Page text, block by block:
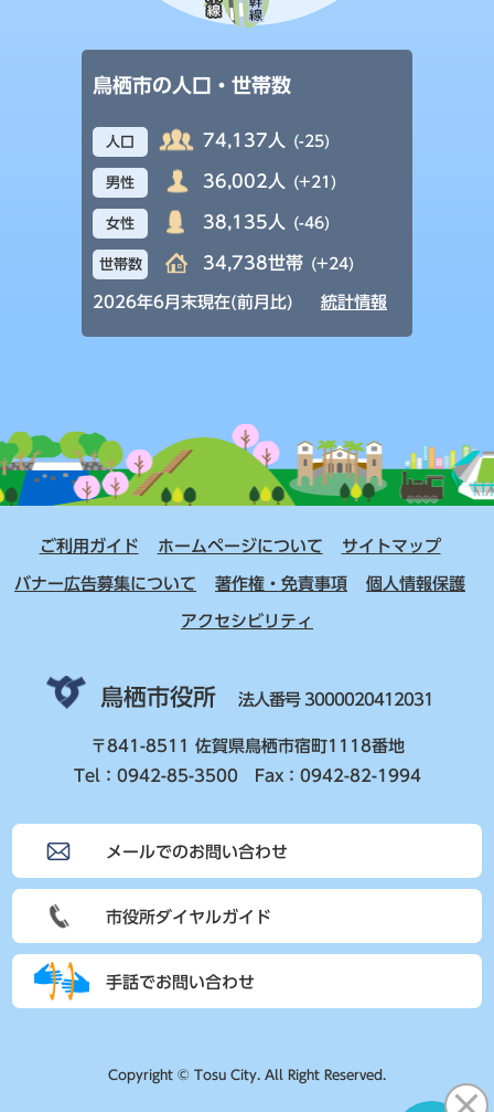
鳥栖市の人口・世帯数
人口 74,137人 (-25)
男性 36,002人 (+21)
女性 38,135人 (-46)
世帯数 34,738世帯 (+24)
2026年6月末現在(前月比) 統計情報
ご利用ガイド ホームページについて サイトマップ
バナー広告募集について 著作権・免責事項 個人情報保護
アクセシビリティ
鳥栖市役所 法人番号 3000020412031
〒841-8511 佐賀県鳥栖市宿町1118番地
Tel：0942-85-3500 Fax：0942-82-1994
メールでのお問い合わせ
市役所ダイヤルガイド
手話でお問い合わせ
Copyright © Tosu City. All Right Reserved.